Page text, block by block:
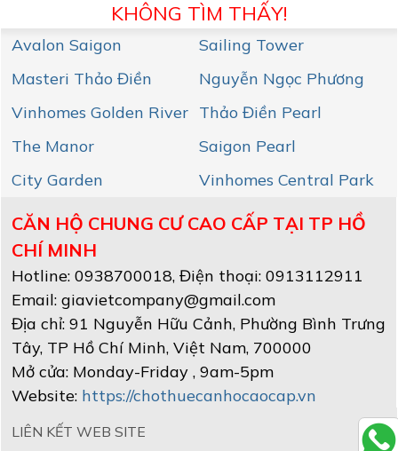
KHÔNG TÌM THẤY!
Avalon Saigon
Sailing Tower
Masteri Thảo Điền
Nguyễn Ngọc Phương
Vinhomes Golden River Thảo Điền Pearl
The Manor
Saigon Pearl
City Garden
Vinhomes Central Park
CĂN HỘ CHUNG CƯ CAO CẤP TẠI TP HỒ
CHÍ MINH
Hotline: 0938700018, Điện thoại: 0913112911
Email: giavietcompany@gmail.com
Địa chỉ: 91 Nguyễn Hữu Cảnh, Phường Bình Trưng
Tây, TP Hồ Chí Minh, Việt Nam, 700000
Mở cửa: Monday-Friday , 9am-5pm
Website: https://chothuecanhocaocap.vn
LIÊN KẾT WEB SITE